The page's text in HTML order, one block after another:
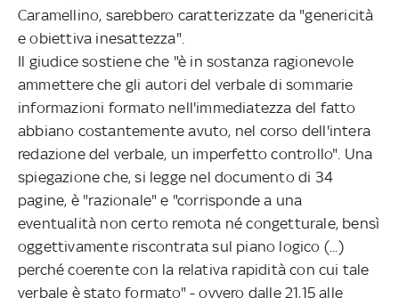
Caramellino, sarebbero caratterizzate da "genericità
e obiettiva inesattezza".
Il giudice sostiene che "è in sostanza ragionevole
ammettere che gli autori del verbale di sommarie
informazioni formato nell'immediatezza del fatto
abbiano costantemente avuto, nel corso dell'intera
redazione del verbale, un imperfetto controllo". Una
spiegazione che, si legge nel documento di 34
pagine, è "razionale" e "corrisponde a una
eventualità non certo remota né congetturale, bensì
oggettivamente riscontrata sul piano logico (...)
perché coerente con la relativa rapidità con cui tale
verbale è stato formato" - ovvero dalle 21,15 alle